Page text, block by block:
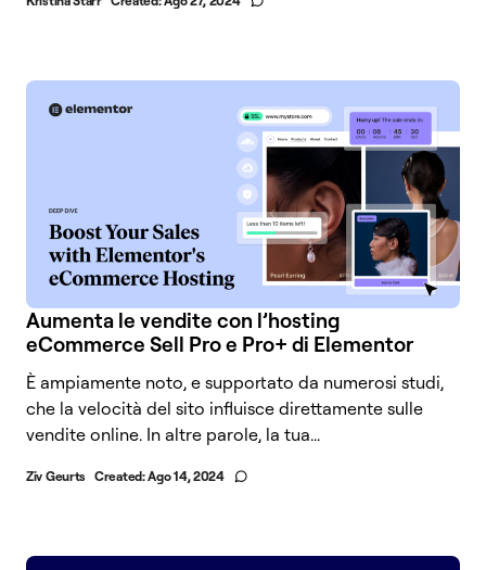
Aumenta le vendite con l’hosting
eCommerce Sell Pro e Pro+ di Elementor
È ampiamente noto, e supportato da numerosi studi,
che la velocità del sito influisce direttamente sulle
vendite online. In altre parole, la tua...
Ziv Geurts Created:Ago 14, 2024